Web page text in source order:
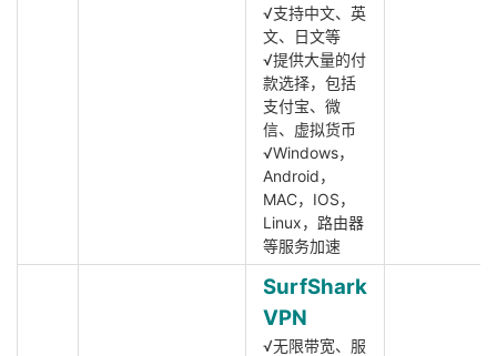
√支持中文、英
文、日文等
√提供大量的付
款选择，包括
支付宝、微
信、虚拟货币
√Windows，
Android，
MAC，IOS，
Linux，路由器
等服务加速
SurfShark
VPN
√无限带宽、服